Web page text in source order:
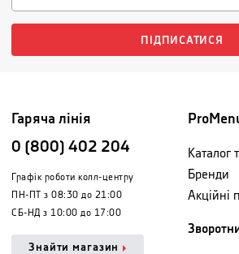
ПІДПИСАТИСЯ
Гаряча лінія
0 (800) 402 204
Графік роботи колл-центру
ПН-ПТ з 08:30 до 21:00
СБ-НД з 10:00 до 17:00
Знайти магазин
Каталог
Бренди
Акційні